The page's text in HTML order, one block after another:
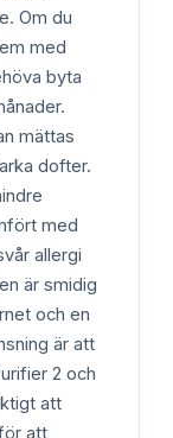
Om du
med
byta
mättas
dofter.
med
allergi
är smidig
och en
är att
2 och
att
att